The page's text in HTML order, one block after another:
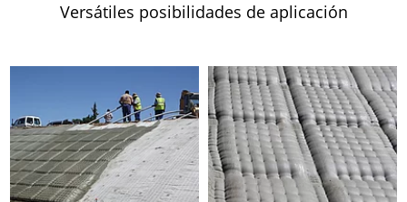
Versátiles posibilidades de aplicación